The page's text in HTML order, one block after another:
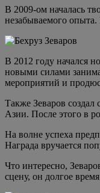
В 2009-ом началась
незабываемого опыта.
В 2012 году начался
новыми силами
мероприятий и
Также Зеваров
Азии. После этого в
На волне успеха
Награда вручается
Что интересно,
сцену, он долгое